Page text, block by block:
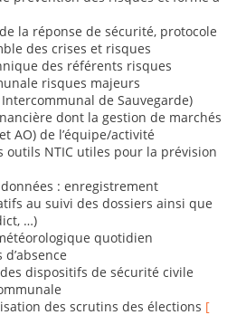
la réponse de sécurité, protocole
des crises et risques
des référents risques
risques majeurs
Intercommunal de Sauvegarde)
dont la gestion de marchés
AO) de l’équipe/activité
outils NTIC utiles pour la prévision
: enregistrement
au suivi des dossiers ainsi que
…)
quotidien
dispositifs de sécurité civile
des scrutins des élections [